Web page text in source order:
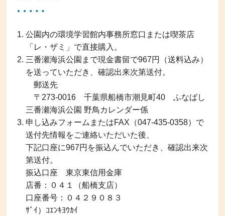
公園内の環境学習館内事務所窓口または喫茶店
「レ・ザミ」で直接購入。
三番瀬海浜公園まで現金書留で967円（送料込み）
を送っていただき、確認出来次第送付。
郵送先
〒273-0016 千葉県船橋市潮見町40 ふなばし
三番瀬海浜公園 野鳥カレンダー係
申し込みフォームまたはFAX（047-435-0358）で
送付先情報をご連絡いただいた後、
下記口座に967円を振込んでいただき、確認出来次
第送付。
振込口座 東京東信用金庫
店番：０４１（船橋支店）
口座番号：０４２９０８３
ｻﾞｲ）ｺｴﾝｷﾖｳｶｲ